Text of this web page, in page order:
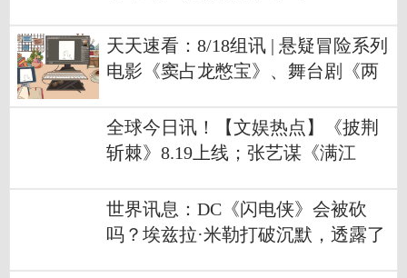
天天速看：8/18组讯 | 悬疑冒险系列
电影《窦占龙憋宝》、舞台剧《两
全球今日讯！【文娱热点】《披荆
斩棘》8.19上线；张艺谋《满江
世界讯息：DC《闪电侠》会被砍
吗？埃兹拉·米勒打破沉默，透露了